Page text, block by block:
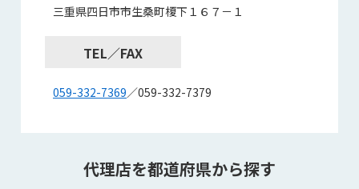
三重県四日市市生桑町榎下１６７－１
TEL／FAX
059-332-7369／059-332-7379
代理店を都道府県から探す